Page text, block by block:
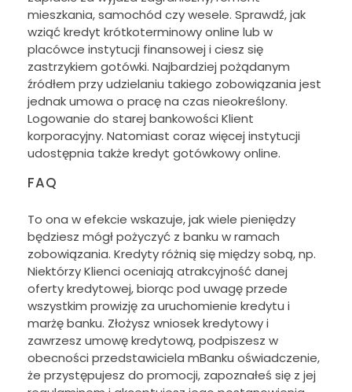
mieszkania, samochód czy wesele. Sprawdź, jak
wziąć kredyt krótkoterminowy online lub w
placówce instytucji finansowej i ciesz się
zastrzykiem gotówki. Najbardziej pożądanym
źródłem przy udzielaniu takiego zobowiązania jest
jednak umowa o pracę na czas nieokreślony.
Logowanie do starej bankowości Klient
korporacyjny. Natomiast coraz więcej instytucji
udostępnia także kredyt gotówkowy online.
FAQ
To ona w efekcie wskazuje, jak wiele pieniędzy
będziesz mógł pożyczyć z banku w ramach
zobowiązania. Kredyty różnią się między sobą, np.
Niektórzy Klienci oceniają atrakcyjność danej
oferty kredytowej, biorąc pod uwagę przede
wszystkim prowizję za uruchomienie kredytu i
marżę banku. Złożysz wniosek kredytowy i
zawrzesz umowę kredytową, podpiszesz w
obecności przedstawiciela mBanku oświadczenie,
że przystępujesz do promocji, zapoznałeś się z jej